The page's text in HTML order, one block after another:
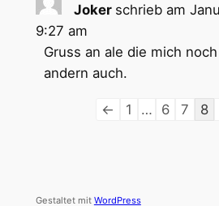
Joker schrieb am
9:27 am
Gruss an ale die mich
andern auch.
Navigation
← 1 … 6 7 8
Gestaltet mit WordPress